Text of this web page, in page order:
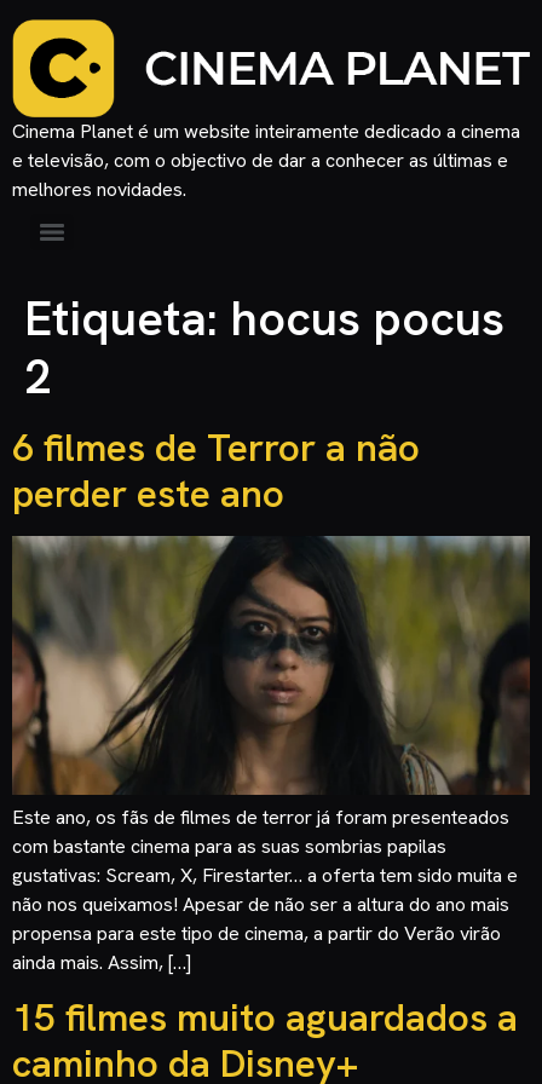
Cinema Planet é um website inteiramente dedicado a cinema
e televisão, com o objectivo de dar a conhecer as últimas e
melhores novidades.
Etiqueta: hocus pocus
2
6 filmes de Terror a não
perder este ano
Este ano, os fãs de filmes de terror já foram presenteados
com bastante cinema para as suas sombrias papilas
gustativas: Scream, X, Firestarter… a oferta tem sido muita e
não nos queixamos! Apesar de não ser a altura do ano mais
propensa para este tipo de cinema, a partir do Verão virão
ainda mais. Assim, […]
15 filmes muito aguardados a
caminho da Disney+